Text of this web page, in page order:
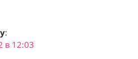
:
в 12:03